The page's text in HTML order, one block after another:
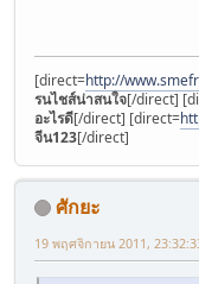
[direct=http://
รนไชส์น่าสนใจ[/direct]
อะไรดี[/direct] [direct=
จีน123[/direct]
ศักยะ
19 พฤศจิกายน 2011,